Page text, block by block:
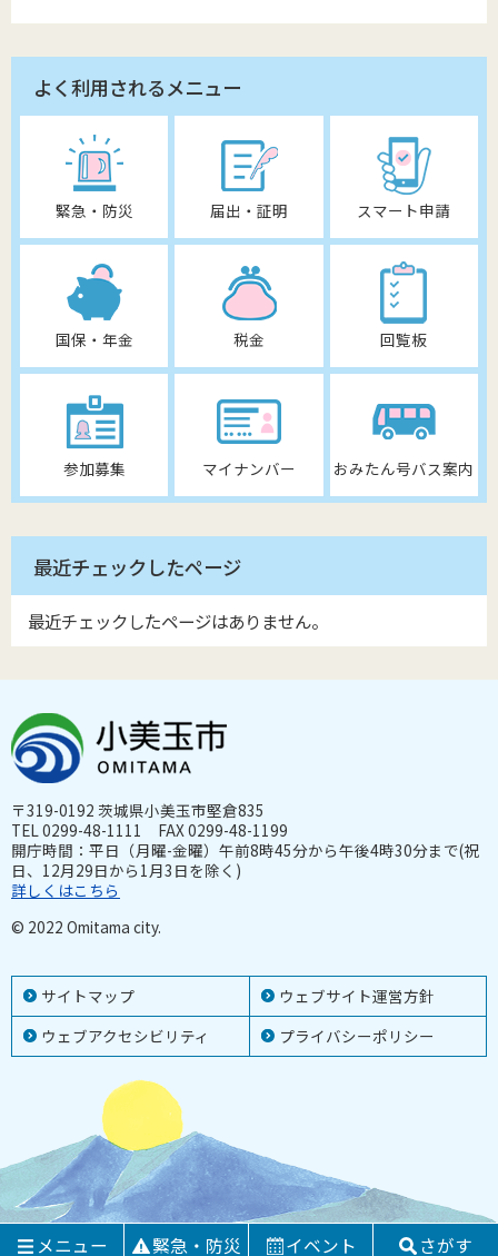
よく利用されるメニュー
緊急・防災 届出・証明 スマート申請
国保・年金 税金 回覧板
参加募集 マイナンバー おみたん号バス案内
最近チェックしたページ
最近チェックしたページはありません。
サイトマップ
ウェブサイト運営方針
ウェブアクセシビリティ
プライバシーポリシー
〒319-0192 茨城県小美玉市堅倉835
TEL 0299-48-1111 FAX 0299-48-1199
開庁時間：平日（月曜-金曜）午前8時45分から午後4時30分まで(祝
日、12月29日から1月3日を除く)
詳しくはこちら
© 2022 Omitama city.
メニュー 緊急・防災 イベント さがす